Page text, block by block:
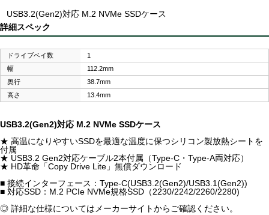
USB3.2(Gen2)対応 M.2 NVMe SSDケース
詳細スペック
ドライブベイ数
1
幅
112.2mm
奥行
38.7mm
高さ
13.4mm
USB3.2(Gen2)対応 M.2 NVMe SSDケース
★ 高温になりやすいSSDを最適な温度に保つシリコン製放熱シートを
付属
★ USB3.2 Gen2対応ケーブル2本付属（Type-C・Type-A両対応）
★ HD革命「Copy Drive Lite」無償ダウンロード
■ 接続インターフェース：Type-C(USB3.2(Gen2)/USB3.1(Gen2))
■ 対応SSD：M.2 PCIe NVMe規格SSD（2230/2242/2260/2280)
◎ 詳細な仕様についてはメーカーサイトからご確認ください。